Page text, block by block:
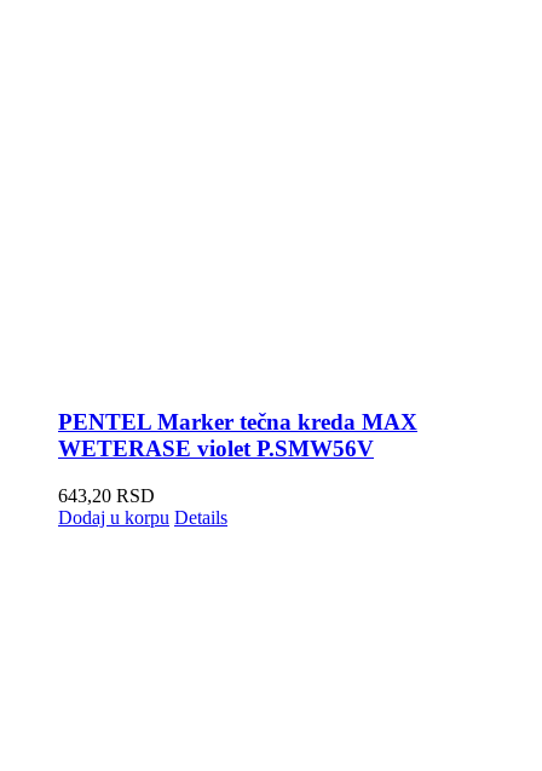
PENTEL Marker tečna kreda MAX
WETERASE violet P.SMW56V
643,20 RSD
Dodaj u korpu Details